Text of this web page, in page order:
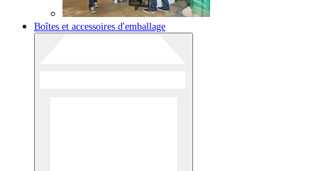
Boîtes et accessoires d'emballage